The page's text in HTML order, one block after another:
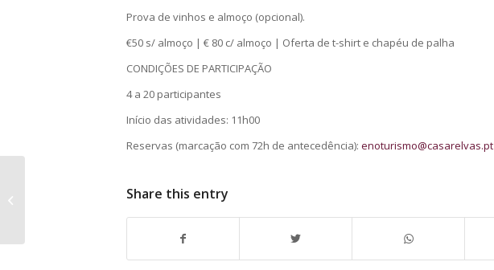
Prova de vinhos e almoço (opcional).
€50 s/ almoço | € 80 c/ almoço | Oferta de t-shirt e chapéu de palha
CONDIÇÕES DE PARTICIPAÇÃO
4 a 20 participantes
Início das atividades: 11h00
Reservas (marcação com 72h de antecedência): enoturismo@casarelvas.pt
Share this entry